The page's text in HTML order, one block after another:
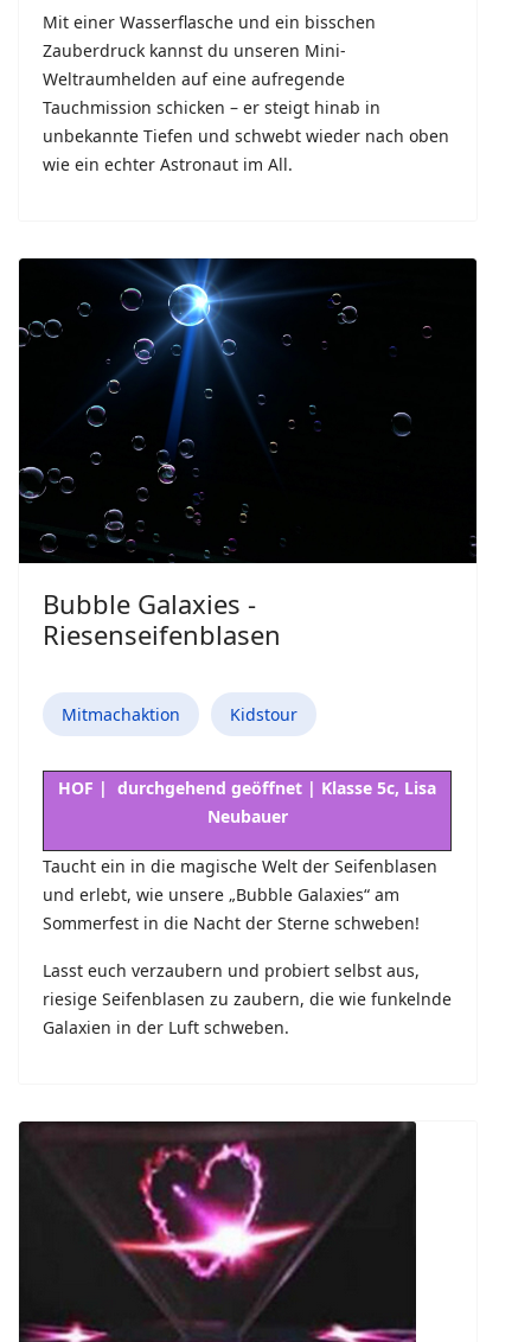
Mit einer Wasserflasche und ein bisschen
Zauberdruck kannst du unseren Mini-
Weltraumhelden auf eine aufregende
Tauchmission schicken – er steigt hinab in
unbekannte Tiefen und schwebt wieder nach oben
wie ein echter Astronaut im All.
Bubble Galaxies -
Riesenseifenblasen
Mitmachaktion Kidstour
HOF | durchgehend geöffnet | Klasse 5c, Lisa
Neubauer
Taucht ein in die magische Welt der Seifenblasen
und erlebt, wie unsere „Bubble Galaxies“ am
Sommerfest in die Nacht der Sterne schweben!
Lasst euch verzaubern und probiert selbst aus,
riesige Seifenblasen zu zaubern, die wie funkelnde
Galaxien in der Luft schweben.